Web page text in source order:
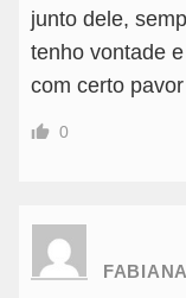
junto dele,
tenho vontade
com certo
0
FABIANA